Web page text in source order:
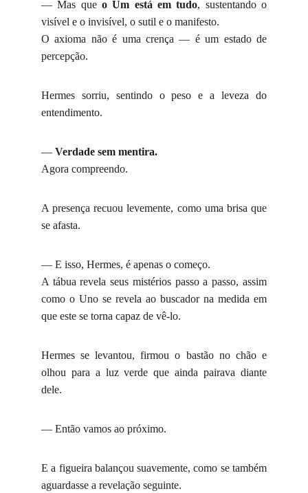
— Mas que o Um está em tudo, sustentando o
visível e o invisível, o sutil e o manifesto.
O axioma não é uma crença — é um estado de
percepção.
Hermes sorriu, sentindo o peso e a leveza do
entendimento.
— Verdade sem mentira.
Agora compreendo.
A presença recuou levemente, como uma brisa que
se afasta.
— E isso, Hermes, é apenas o começo.
A tábua revela seus mistérios passo a passo, assim
como o Uno se revela ao buscador na medida em
que este se torna capaz de vê-lo.
Hermes se levantou, firmou o bastão no chão e
olhou para a luz verde que ainda pairava diante
dele.
— Então vamos ao próximo.
E a figueira balançou suavemente, como se também
aguardasse a revelação seguinte.